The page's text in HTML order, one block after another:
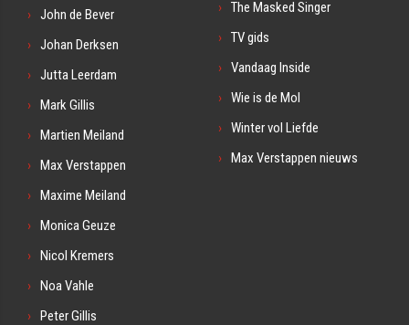
John de Bever
Johan Derksen
Jutta Leerdam
Mark Gillis
Martien Meiland
Max Verstappen
Maxime Meiland
Monica Geuze
Nicol Kremers
Noa Vahle
Peter Gillis
The Masked Singer
TV gids
Vandaag Inside
Wie is de Mol
Winter vol Liefde
Max Verstappen nieuws